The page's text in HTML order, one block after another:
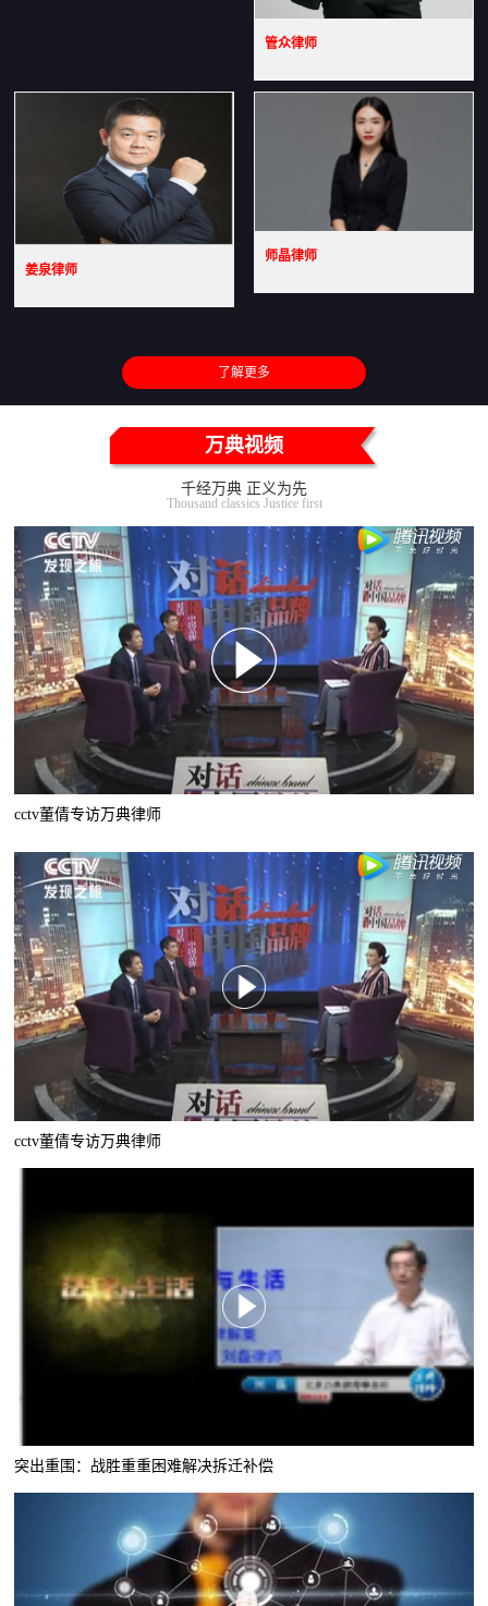
管众律师
姜泉律师
师晶律师
了解更多
万典视频
千经万典 正义为先
Thousand classics Justice first
cctv董倩专访万典律师
cctv董倩专访万典律师
突出重围：战胜重重困难解决拆迁补偿